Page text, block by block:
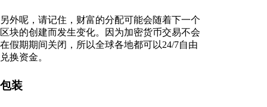
另外呢，请记住，财富的分配可能会随着下一个
区块的创建而发生变化。因为加密货币交易不会
在假期期间关闭，所以全球各地都可以24/7自由
兑换资金。
包装